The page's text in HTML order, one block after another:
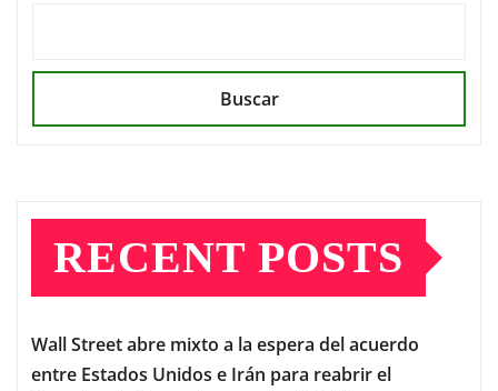
Buscar
RECENT POSTS
Wall Street abre mixto a la espera del acuerdo
entre Estados Unidos e Irán para reabrir el